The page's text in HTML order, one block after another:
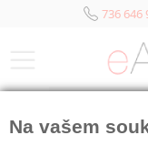
736 646
Na vašem